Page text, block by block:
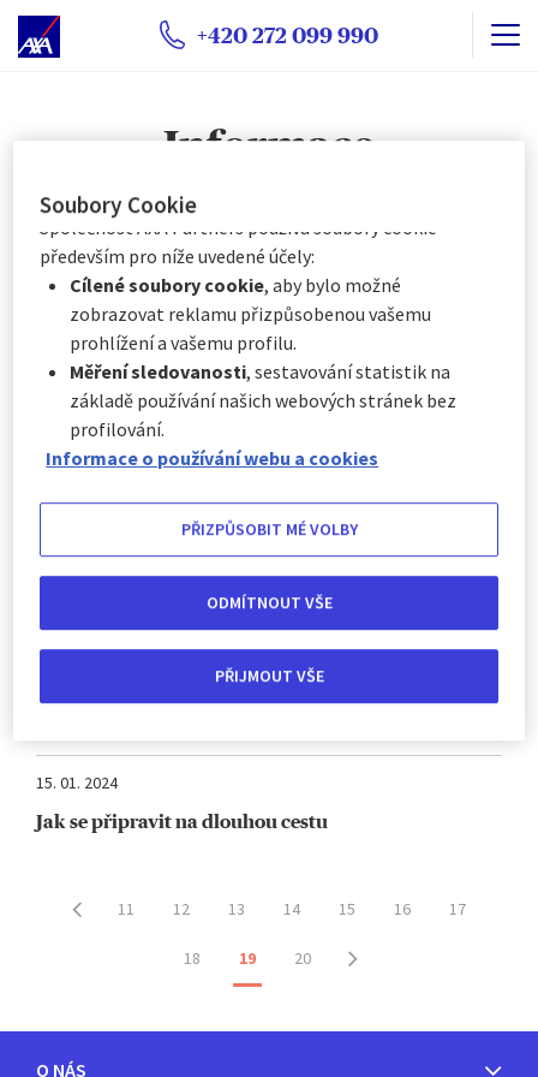
+420 272 099 990
Informace
Informace
15. 01. 2024
Předpověď počasí: Na co si dát před cestou pozor?
15. 01. 2024
Cestování nalehko
15. 01. 2024
Istanbulské speciality
Před čím vás chrání cestovní pojištění?
15. 01. 2024
Jak se připravit na dlouhou cestu
11 12 13 14 15 16 17
18 19 20
O NÁS
Soubory Cookie
s některými volitelnými soubory cookie v závislosti na
jejich kategorii, a to:
Kdykoli kliknutím na „Centrum předvoleb souborů
stránek.
Společnost AXA Partners používá soubory cookie
především pro níže uvedené účely:
Cílené soubory cookie, aby bylo možné
zobrazovat reklamu přizpůsobenou vašemu
prohlížení a vašemu profilu.
Měření sledovanosti, sestavování statistik na
základě používání našich webových stránek bez
profilování.
Informace o používání webu a cookies
PŘIZPŮSOBIT MÉ VOLBY
ODMÍTNOUT VŠE
PŘIJMOUT VŠE